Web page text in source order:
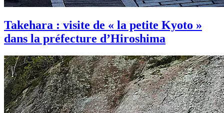
Takehara : visite de « la petite Kyoto »
dans la préfecture d’Hiroshima